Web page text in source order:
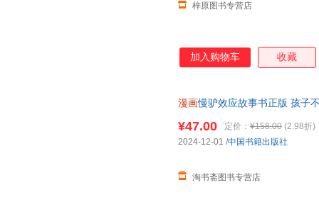
梓原图书专营店
加入购物车 收藏
漫画慢驴效应故事书正版 孩子
¥47.00 定价： ¥158.00 (2.98折)
淘书斋图书专营店
2024-12-01 /中国书籍出版社